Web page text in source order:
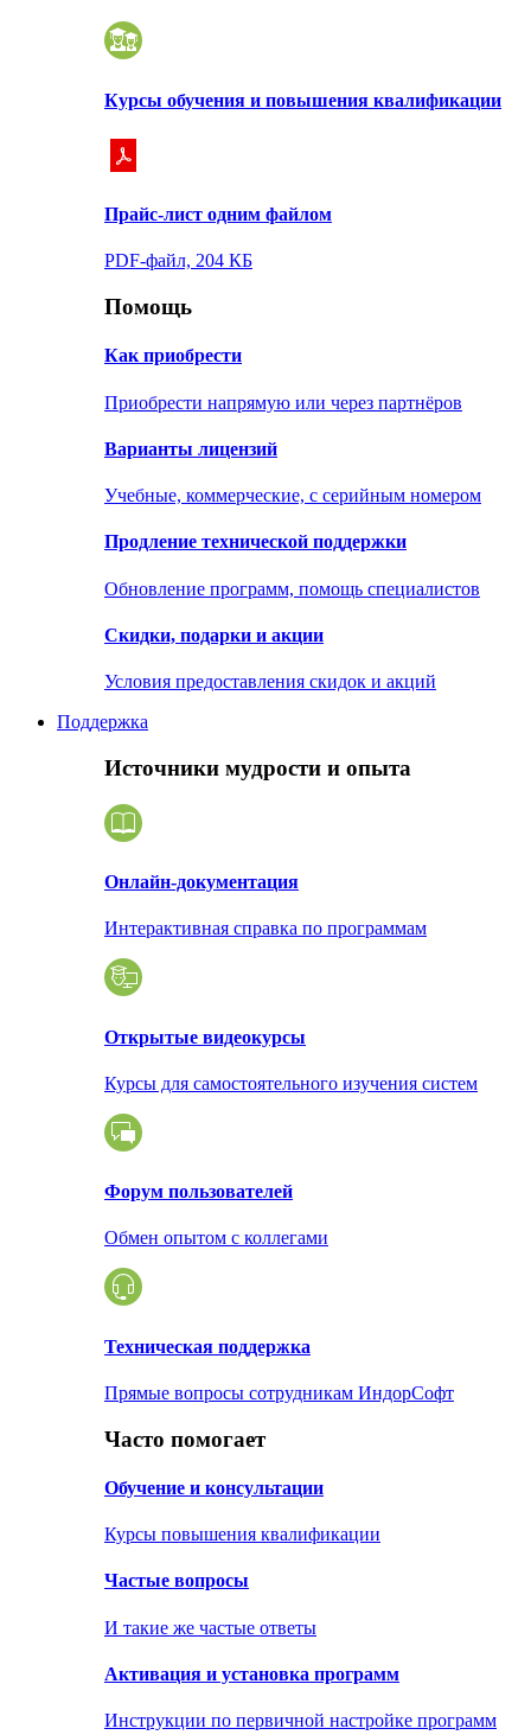
Курсы обучения и повышения квалификации
Прайс-лист одним файлом
PDF-файл, 204 КБ
Помощь
Как приобрести
Приобрести напрямую или через партнёров
Варианты лицензий
Учебные, коммерческие, с серийным номером
Продление технической поддержки
Обновление программ, помощь специалистов
Скидки, подарки и акции
Условия предоставления скидок и акций
Поддержка
Источники мудрости и опыта
Онлайн-документация
Интерактивная справка по программам
Открытые видеокурсы
Курсы для самостоятельного изучения систем
Форум пользователей
Обмен опытом с коллегами
Техническая поддержка
Прямые вопросы сотрудникам ИндорСофт
Часто помогает
Обучение и консультации
Курсы повышения квалификации
Частые вопросы
И такие же частые ответы
Активация и установка программ
Инструкции по первичной настройке программ